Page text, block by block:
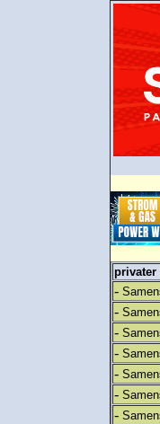
privater
-
-
-
-
-
-
-